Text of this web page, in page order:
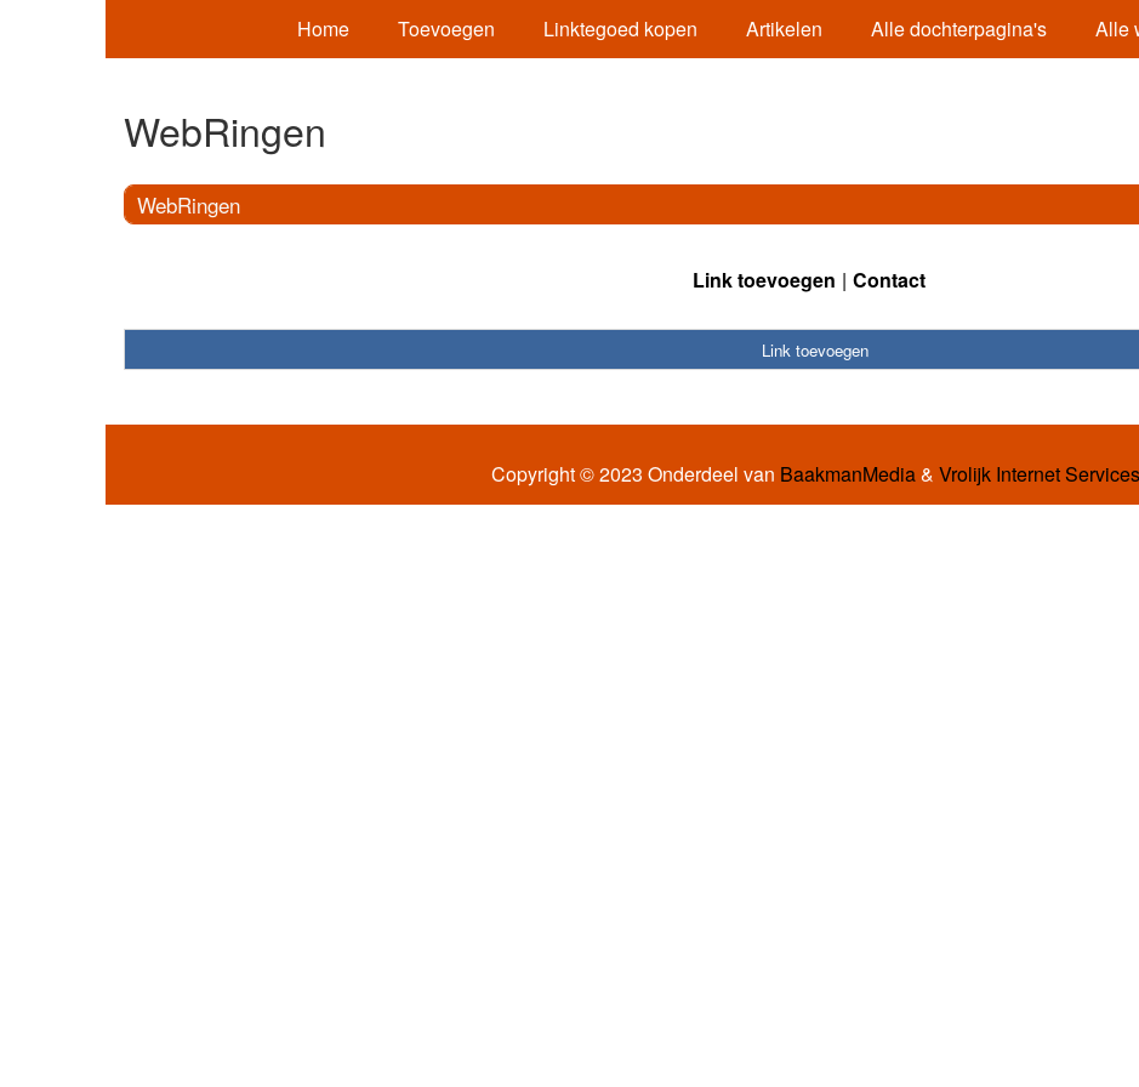
Home Toevoegen Linktegoed kopen Artikelen Alle dochterpagina's Alle
WebRingen
WebRingen
Link toevoegen Contact
Link toevoegen
Copyright © 2023 Onderdeel van BaakmanMedia& Vrolijk Internet Services